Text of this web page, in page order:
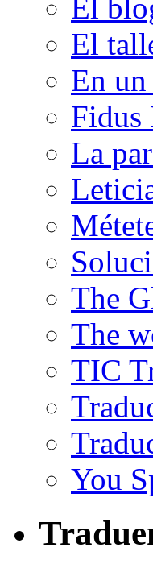
El
El
En
Fidus
La
The
The
TIC
You